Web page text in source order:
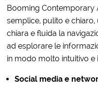
Booming Contemporary
semplice, pulito e
chiara e fluida la
ad esplorare le
in modo molto intuitivo e
Social media e